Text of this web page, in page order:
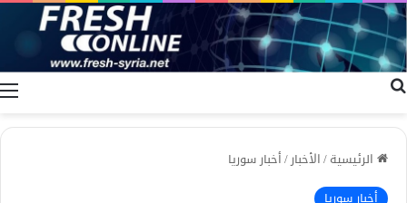
الرئيسية/الأخبار/أخبار سوريا
أخبار سوريا